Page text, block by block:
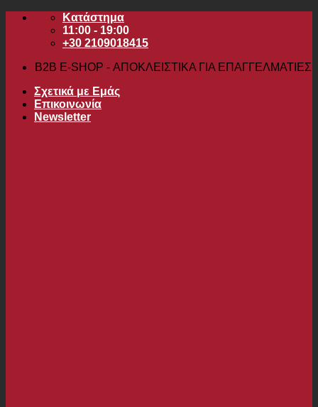
Μετάβαση
περιεχόμενο
Κατάστημα
11:00 - 19:00
+30 2109018415
B2B Ε-SHOP - ΑΠΟΚΛΕΙΣΤΙΚΑ ΓΙΑ ΕΠΑΓΓΕΛΜΑΤΙΕΣ
Σχετικά με Εμάς
Επικοινωνία
Newsletter